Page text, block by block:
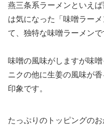
燕三条系ラーメンといえ
は気になった「味噌ラー
て、独特な味噌ラーメンで
味噌の風味がしますが味
ニクの他に生姜の風味が
印象です。
たっぷりのトッピングの